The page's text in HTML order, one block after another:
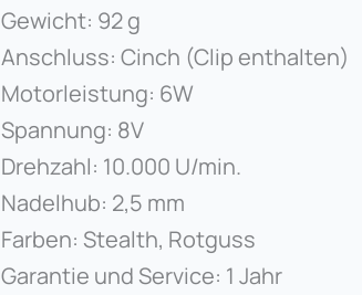
Gewicht: 92 g
Anschluss: Cinch (Clip enthalten)
Motorleistung: 6W
Spannung: 8V
Drehzahl: 10.000 U/min.
Nadelhub: 2,5 mm
Farben: Stealth, Rotguss
Garantie und Service: 1 Jahr